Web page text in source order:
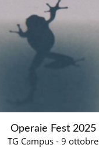
Operaie Fest 2025
TG Campus - 9 ottobre